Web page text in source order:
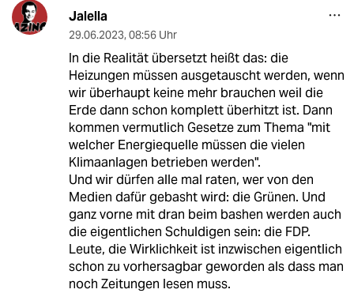
Jalella
29.06.2023, 08:56 Uhr
In die Realität übersetzt heißt das: die
Heizungen müssen ausgetauscht werden, wenn
wir überhaupt keine mehr brauchen weil die
Erde dann schon komplett überhitzt ist. Dann
kommen vermutlich Gesetze zum Thema "mit
welcher Energiequelle müssen die vielen
Klimaanlagen betrieben werden".
Und wir dürfen alle mal raten, wer von den
Medien dafür gebasht wird: die Grünen. Und
ganz vorne mit dran beim bashen werden auch
die eigentlichen Schuldigen sein: die FDP.
Leute, die Wirklichkeit ist inzwischen eigentlich
schon zu vorhersagbar geworden als dass man
noch Zeitungen lesen muss.